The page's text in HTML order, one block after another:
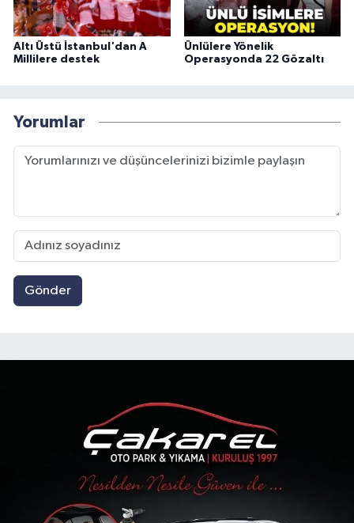
Altı Üstü İstanbul'dan A
Millilere destek
Ünlülere Yönelik
Operasyonda 22 Gözaltı
Yorumlar
Gönder